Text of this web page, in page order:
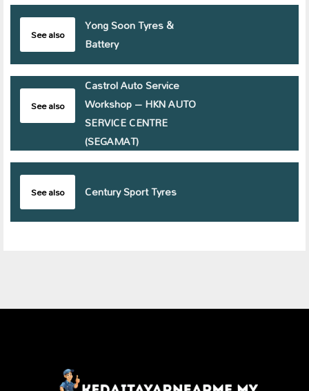
See also
Yong Soon Tyres &
Battery
See also
Castrol Auto Service
Workshop – HKN AUTO
SERVICE CENTRE
(SEGAMAT)
See also Century Sport Tyres